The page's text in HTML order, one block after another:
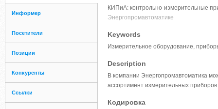
Информер
Посетители
Позиции
Конкуренты
Ссылки
КИПиА: контрольно-измерительные
Энергопромавтоматике
Keywords
Измерительное оборудование,
Description
В компании Энергопромавтоматика
ассортимент измерительных приборов
Кодировка